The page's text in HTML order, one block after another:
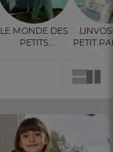
Le monde des
petits Petit